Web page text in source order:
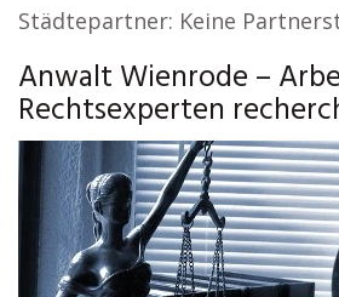
Städtepartner: Keine
Anwalt Wienrode –
Rechtsexperten